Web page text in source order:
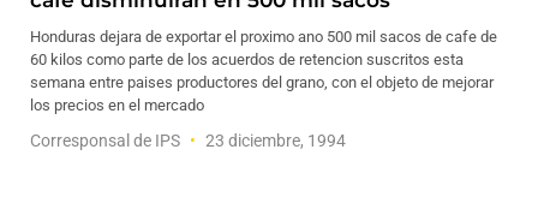
Honduras dejara de exportar el proximo ano 500 mil sacos de cafe de
60 kilos como parte de los acuerdos de retencion suscritos esta
semana entre paises productores del grano, con el objeto de mejorar
los precios en el mercado
Corresponsal de IPS 23 diciembre, 1994